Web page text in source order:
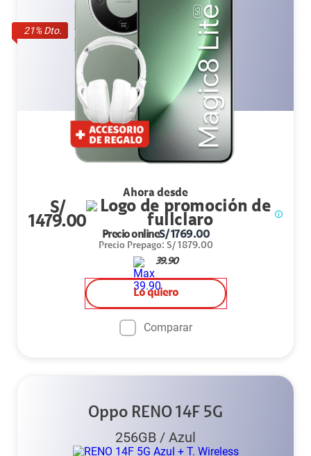
21% Dto.
Ahora desde
S/
1479.00
Precio onlineS/1769.00
Precio Prepago: S/ 1879.00
39.90
Lo quiero
Comparar
Oppo RENO 14F 5G
256GB / Azul